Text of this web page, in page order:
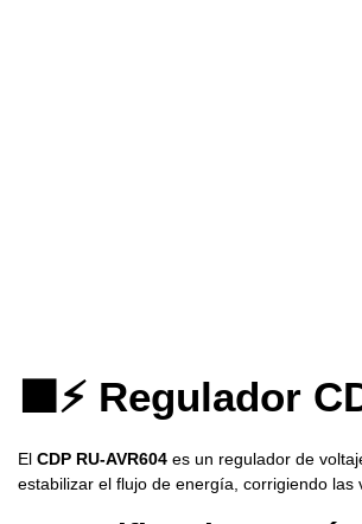
⬛⚡ Regulador
El CDP RU-AVR604es un regulador de
estabilizar el flujo de energía, corrigiendo las